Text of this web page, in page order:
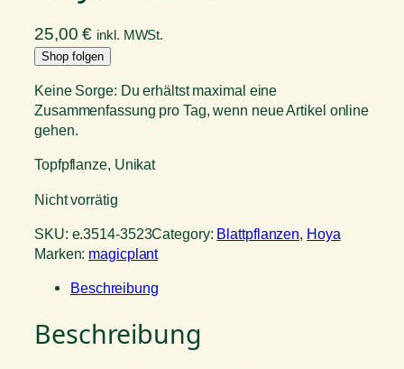
25,00€ inkl. MWSt.
Shop folgen
Keine Sorge: Du erhältst maximal eine
Zusammenfassung pro Tag, wenn neue Artikel online
gehen.
Topfpflanze, Unikat
Nicht vorrätig
SKU: e.3514-3523Category: Blattpflanzen, Hoya
Marken: magicplant
Beschreibung
Beschreibung